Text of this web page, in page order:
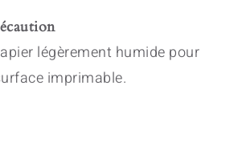
légèrement humide pour
imprimable.